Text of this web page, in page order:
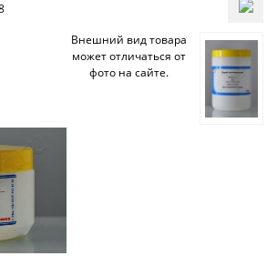
Внешний вид товара
может отличаться от
фото на сайте.